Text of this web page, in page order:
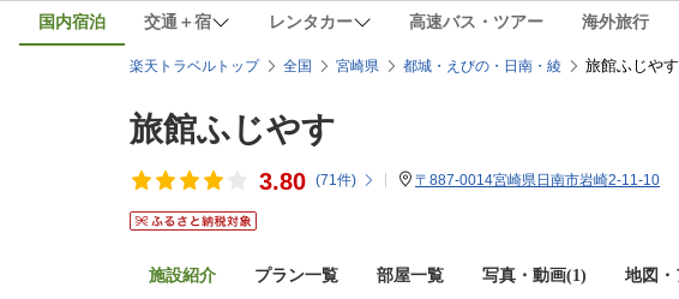
国内宿泊 交通＋宿 レンタカー 高速バス・ツアー 海外旅行
楽天トラベルトップ 全国 宮崎県 都城・えびの・日南・綾 旅館ふじや
旅館ふじやす
3.80 (71件) 〒887-0014宮崎県日南市岩崎2-11-10
施設紹介 プラン一覧 部屋一覧 写真・動画(1) 地図・